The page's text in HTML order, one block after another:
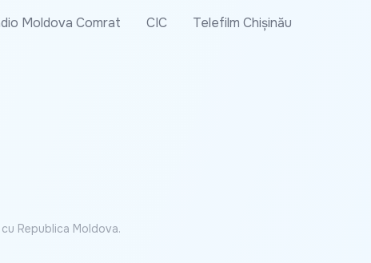
Moldova Comrat CIC
Telefilm Chișinău
Republica Moldova.